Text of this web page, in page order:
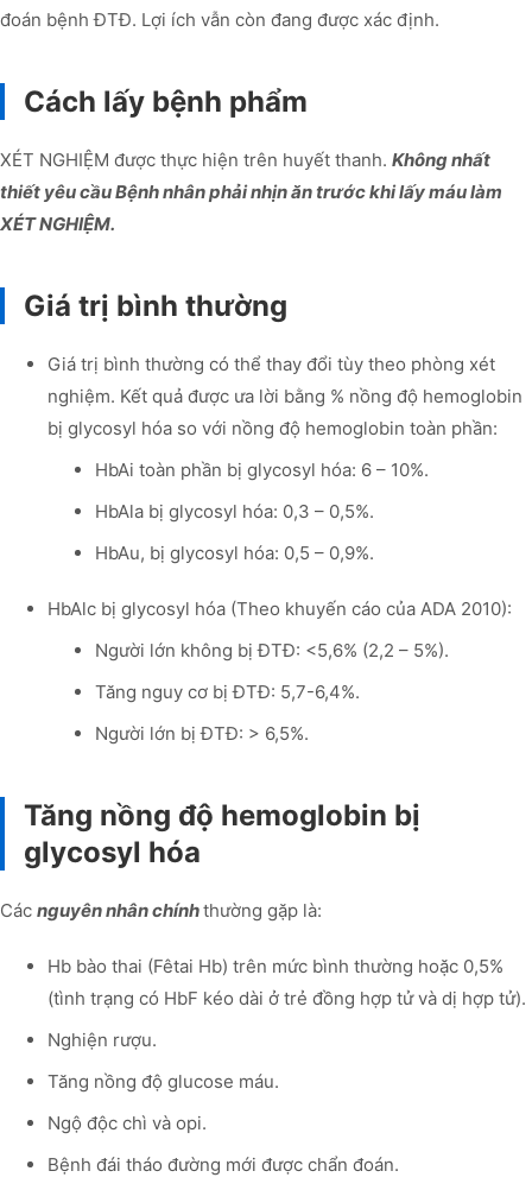
đoán bệnh ĐTĐ. Lợi ích vẫn còn đang được xác định.
Cách lấy bệnh phẩm
XÉT NGHIỆM được thực hiện trên huyết thanh. Không nhất
thiết yêu cầu Bệnh nhân phải nhịn ăn trước khi lấy máu làm
XÉT NGHIỆM.
Giá trị bình thường
Giá trị bình thường có thể thay đổi tùy theo phòng xét
nghiệm. Kết quả được ưa lời bằng % nồng độ hemoglobin
bị glycosyl hóa so với nồng độ hemoglobin toàn phần:
HbAi toàn phần bị glycosyl hóa: 6 – 10%.
HbAla bị glycosyl hóa: 0,3 – 0,5%.
HbAu, bị glycosyl hóa: 0,5 – 0,9%.
HbAlc bị glycosyl hóa (Theo khuyến cáo của ADA 2010):
Người lớn không bị ĐTĐ: <5,6% (2,2 – 5%).
Tăng nguy cơ bị ĐTĐ: 5,7-6,4%.
Người lớn bị ĐTĐ: > 6,5%.
Tăng nồng độ hemoglobin bị
glycosyl hóa
Các nguyên nhân chínhthường gặp là:
Hb bào thai (Fêtai Hb) trên mức bình thường hoặc 0,5%
(tình trạng có HbF kéo dài ở trẻ đồng hợp tử và dị hợp tử).
Nghiện rượu.
Tăng nồng độ glucose máu.
Ngộ độc chì và opi.
Bệnh đái tháo đường mới được chẩn đoán.